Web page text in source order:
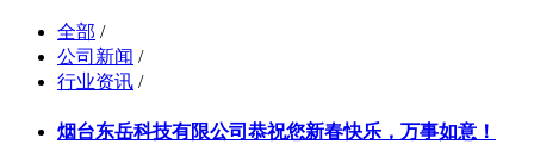
全部 /
公司新闻 /
行业资讯 /
烟台东岳科技有限公司恭祝您新春快乐，万事如意！